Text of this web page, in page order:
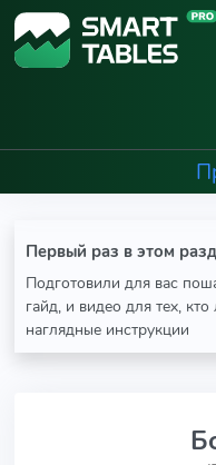
Первый раз в этом
Подготовили для вас
гайд, и видео для тех,
наглядные инструкции